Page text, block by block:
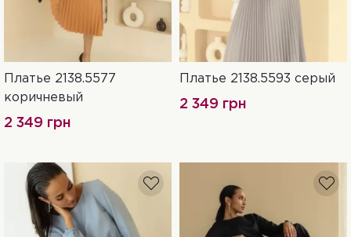
XXL-3XL L-XL
Платье 2138.5577
коричневый
2 349 грн
XXL-3XL L-XL S-M
Платье 2138.5593 серый
2 349 грн